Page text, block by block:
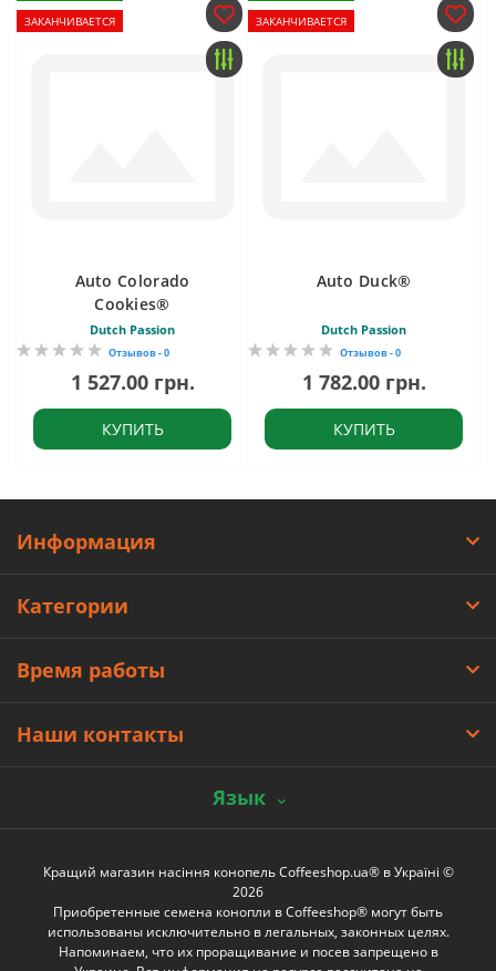
ЗАКАНЧИВАЕТСЯ
Auto Colorado
Cookies®
Dutch Passion
Отзывов - 0
1 527.00 грн.
КУПИТЬ
ЗАКАНЧИВАЕТСЯ
Auto Duck®
Dutch Passion
Отзывов - 0
1 782.00 грн.
КУПИТЬ
Информация
Категории
Время работы
Наши контакты
Язык
Кращий магазин насіння конопель Coffeeshop.ua® в Україні ©
2026
Приобретенные семена конопли в Coffeeshop® могут быть
использованы исключительно в легальных, законных целях.
Напоминаем, что их проращивание и посев запрещено в